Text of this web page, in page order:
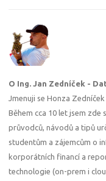
O Ing. Jan Zedníček -
Jmenuji se Honza
Během cca 10 let jsem zde
průvodců, návodů a tipů
studentům a zájemcům o
korporátních financí a
technologie (on-prem i